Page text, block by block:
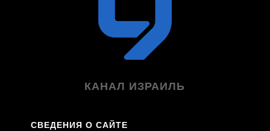
КАНАЛ ИЗРАИЛЬ
СВЕДЕНИЯ О САЙТЕ